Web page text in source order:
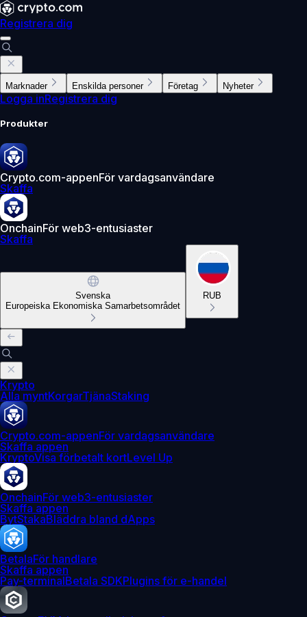
Registrera dig
Marknader Enskilda personer Företag Nyheter
Logga inRegistrera dig
Produkter
Crypto.com-appenFör vardagsanvändare
Skaffa
OnchainFör web3-entusiaster
Skaffa
Svenska
Europeiska Ekonomiska Samarbetsområdet
RUB
Krypto
Alla myntKorgarTjänaStaking
Crypto.com-appenFör vardagsanvändare
Skaffa appen
KryptoVisa förbetalt kortLevel Up
OnchainFör web3-entusiaster
Skaffa appen
BytStakaBläddra bland dApps
BetalaFör handlare
Skaffa appen
Pay-terminalBetala SDKPlugins för e-handel